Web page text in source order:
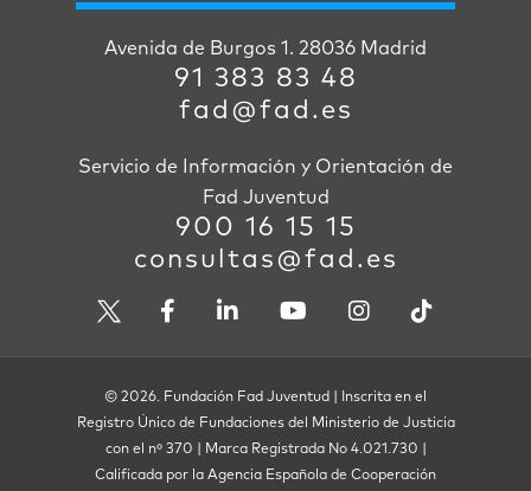
Avenida de Burgos 1. 28036 Madrid
91 383 83 48
fad@fad.es
Servicio de Información y Orientación de
Fad Juventud
900 16 15 15
consultas@fad.es
© 2026. Fundación Fad Juventud | Inscrita en el
Registro Único de Fundaciones del Ministerio de Justicia
con el nº 370 | Marca Registrada No 4.021.730 |
Calificada por la Agencia Española de Cooperación